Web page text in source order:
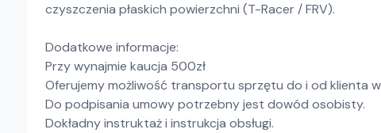
czyszczenia płaskich powierzchni (T-Racer / FRV).
Dodatkowe informacje:
Przy wynajmie kaucja 500zł
Oferujemy możliwość transportu sprzętu do i od klienta
Do podpisania umowy potrzebny jest dowód osobisty.
Dokładny instruktaż i instrukcja obsługi.